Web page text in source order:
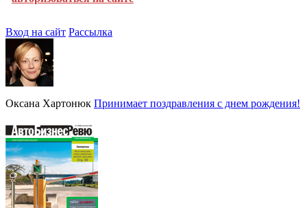
Вход на сайт Рассылка
Оксана Хартонюк Принимает поздравления с днем рождения!